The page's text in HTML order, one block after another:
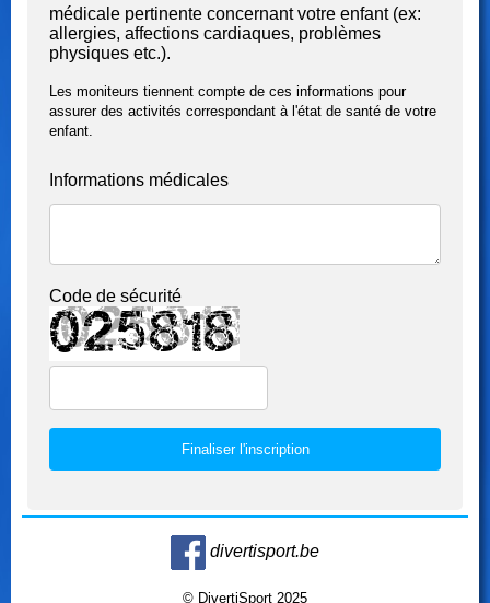
médicale pertinente concernant votre enfant (ex:
allergies, affections cardiaques, problèmes
physiques etc.).
Les moniteurs tiennent compte de ces informations pour
assurer des activités correspondant à l'état de santé de votre
enfant.
Informations médicales
Code de sécurité
divertisport.be
© DivertiSport 2025